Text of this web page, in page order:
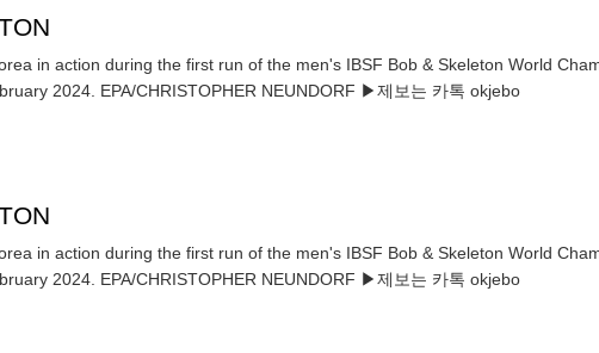
in action during the first run of the men's IBSF Bob & Skeleton World
Winterberg, Germany, 22 February 2024. EPA/CHRISTOPHER NEUNDORF ▶제보는 카톡 okjebo
in action during the first run of the men's IBSF Bob & Skeleton World
Winterberg, Germany, 22 February 2024. EPA/CHRISTOPHER NEUNDORF ▶제보는 카톡 okjebo